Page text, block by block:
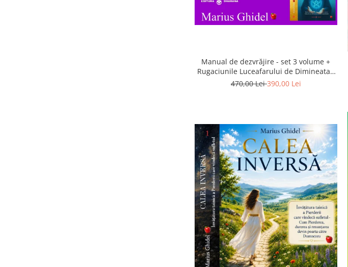
Manual de dezvrăjire - set 3 volume +
Rugaciunile Luceafarului de Dimineata -
Gratuit)
470,00 Lei390,00 Lei